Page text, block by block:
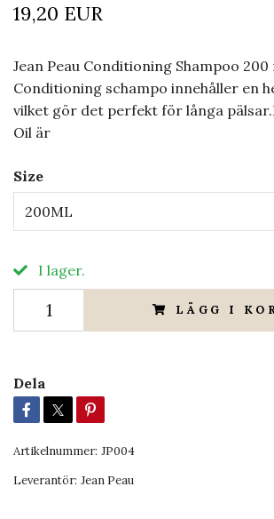
19,20 EUR
Jean Peau Conditioning Shampoo 200
Conditioning schampo innehåller en
vilket gör det perfekt för långa
Oil är
Size
200ML
I lager.
LÄGG I
Dela
Artikelnummer: JP004
Leverantör: Jean Peau